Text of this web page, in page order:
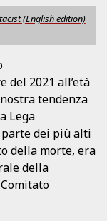
(English edition)
del 2021 all’età
tendenza
Lega
dei più alti
della morte, era
della